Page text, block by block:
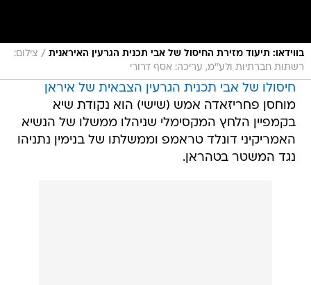
בווידאו: תיעוד מזירת החיסול של אבי תכנית הגרעין האיראנית / צילום:
רשתות חברתיות ולע''מ, עריכה: אסף דרורי
חיסולו של אבי תכנית הגרעין הצבאית של איראן
מוחסן פחריזאדה אמש (שישי) הוא נקודת שיא
בקמפיין הלחץ המקסימלי שניהלו ממשלו של הנשיא
האמריקיני דונלד טראמפ וממשלתו של בנימין נתניהו
נגד המשטר בטהראן.